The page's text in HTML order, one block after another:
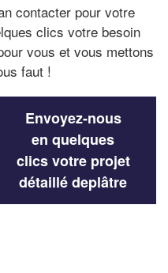
contacter pour votre
clics votre besoin
vous et vous mettons
faut !
Envoyez-nous
en quelques
clics votre projet
détaillé deplâtre